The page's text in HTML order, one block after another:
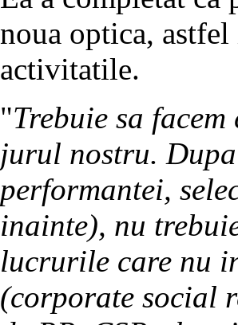
noua optica,
activitatile.
"Trebuie sa
jurul nostru.
performantei,
inainte), nu
lucrurile care nu
(corporate social